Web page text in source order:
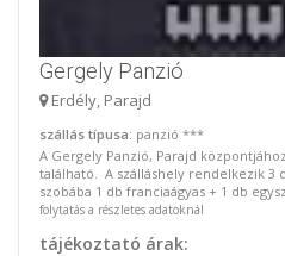
Gergely Panzió
Erdély, Parajd
szállás típusa: panzió ***
A Gergely Panzió, Parajd
található. A szálláshely rendelkezik 3
szobába 1 db franciaágyas + 1 db
folytatás a részletes adatoknál
tájékoztató árak: